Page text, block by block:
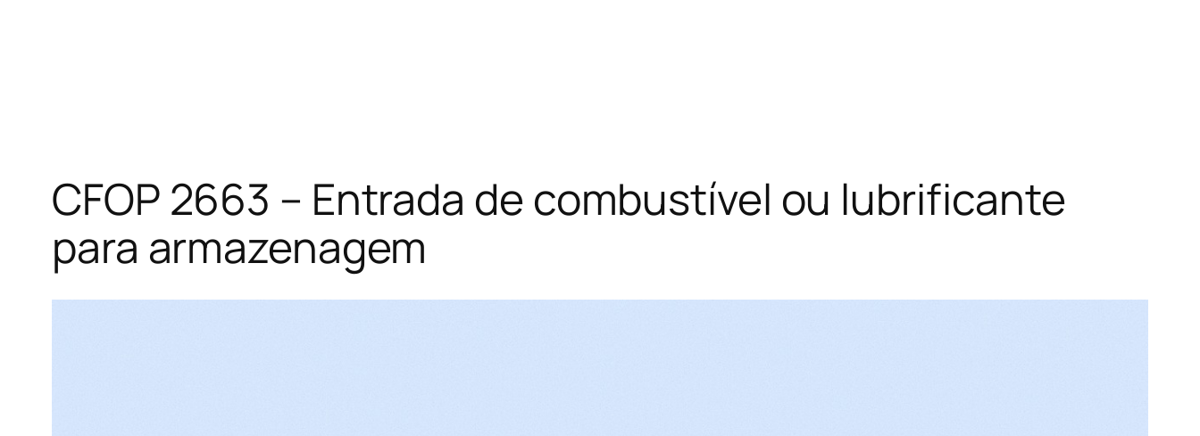
CFOP 2663 – Entrada de combustível ou lubrificante
para armazenagem